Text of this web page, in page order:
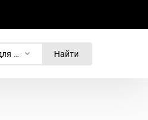
Таблички для электропастуха Найти